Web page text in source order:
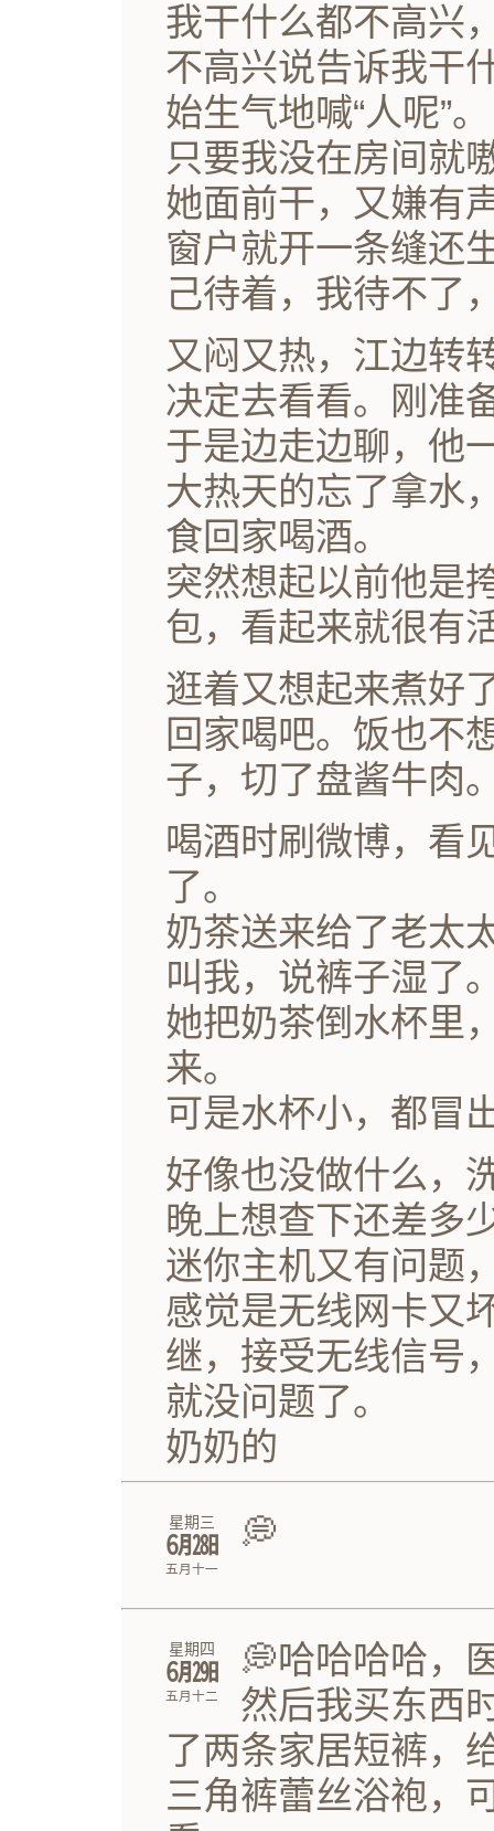
我干什么都不高兴
不高兴说告诉我干
始生气地喊“人呢”。
只要我没在房间就
她面前干，又嫌有
窗户就开一条缝还
己待着，我待不了
又闷又热，江边转
决定去看看。刚准
于是边走边聊，他
大热天的忘了拿水
食回家喝酒。
突然想起以前他是
包，看起来就很有
逛着又想起来煮好
回家喝吧。饭也不
子，切了盘酱牛肉
喝酒时刷微博，看
了。
奶茶送来给了老太
叫我，说裤子湿了
她把奶茶倒水杯里
来。
可是水杯小，都冒
好像也没做什么，
晚上想查下还差多
迷你主机又有问题
感觉是无线网卡又
继，接受无线信号
就没问题了。
奶奶的
星期三
㋅㏻
五月十一
💭
星期四
㋅㏼
五月十二
💭哈哈哈哈，
然后我买东西
了两条家居短裤，
三角裤蕾丝浴袍，